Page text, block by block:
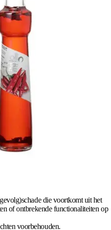
die voortkomt uit het
of ontbrekende functionaliteiten op
voorbehouden.